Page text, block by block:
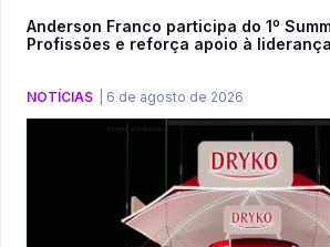
Anderson Franco participa do 1º
Profissões e reforça apoio à
NOTÍCIAS 6 de agosto de 2026